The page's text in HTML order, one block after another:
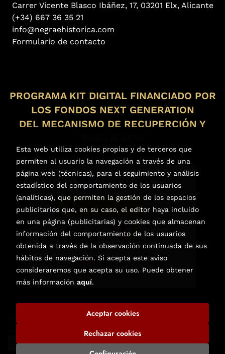
Carrer Vicente Blasco Ibáñez, 17, 03201 Elx, Alicante
(+34) 667 36 35 21
info@negraehistorica.com
Formulario de contacto
PROGRAMA KIT DIGITAL FINANCIADO POR
LOS FONDOS NEXT GENERATION
DEL MECANISMO DE RECUPERCIÓN Y
Librería de Libros Nuevos y Usados en Elche
los Derechos Reservados |
Trevenque Group
Esta web utiliza cookies propias y de terceros que
permiten al usuario la navegación a través de una
página web (técnicas), para el seguimiento y análisis
estadístico del comportamiento de los usuarios
(analíticas), que permiten la gestión de los espacios
publicitarios que, en su caso, el editor haya incluido
en una página (publicitarias) y cookies que almacenan
información del comportamiento de los usuarios
obtenida a través de la observación continuada de sus
hábitos de navegación. Si acepta este aviso
consideraremos que acepta su uso. Puede obtener
más información aquí.
Rechazar cookies
Aceptar cookies